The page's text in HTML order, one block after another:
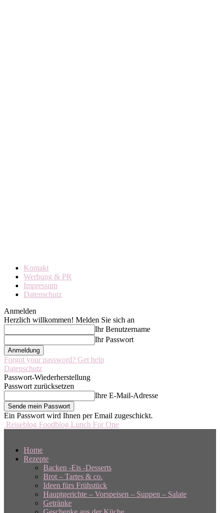
Kontakt
Werbung & PR
Impressum
Datenschutz
Anmelden
Herzlich willkommen! Melden Sie sich an
Ihr Benutzername
Ihr Passwort
Forgot your password? Get help
Datenschutz
Passwort-Wiederherstellung
Passwort zurücksetzen
Ihre E-Mail-Adresse
Ein Passwort wird Ihnen per Email zugeschickt.
Reiseblog Foodblog Lunch For One
Home
Rezepte
Backen -Eis -Desserts
Brot – Tartes & co.
Ideen fürs Frühstück
Hauptgerichte – Vorspeisen – Suppen – Salate
Getränke